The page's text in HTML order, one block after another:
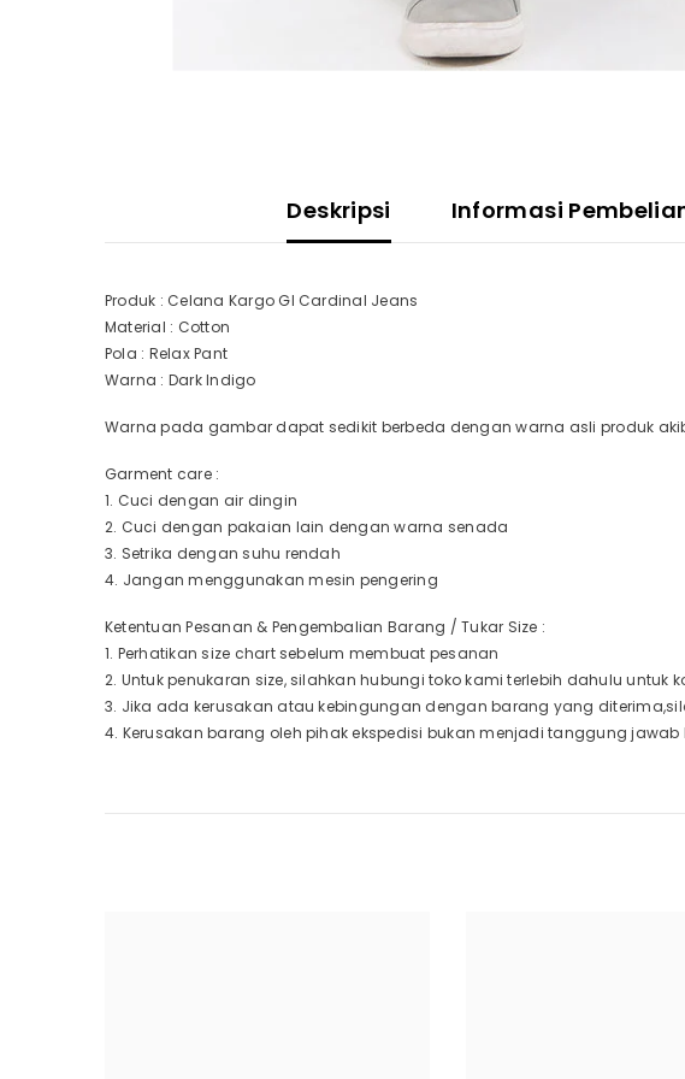
Deskripsi Informasi
Produk : Celana Kargo GI Cardinal Jeans
Material : Cotton
Pola : Relax Pant
Warna : Dark Indigo
Warna pada gambar dapat sedikit berbeda dengan warna asli produk
Garment care :
1. Cuci dengan air dingin
2. Cuci dengan pakaian lain dengan warna senada
3. Setrika dengan suhu rendah
4. Jangan menggunakan mesin pengering
Ketentuan Pesanan & Pengembalian Barang / Tukar Size :
1. Perhatikan size chart sebelum membuat pesanan
2. Untuk penukaran size, silahkan hubungi toko kami terlebih dahulu
3. Jika ada kerusakan atau kebingungan dengan barang yang
4. Kerusakan barang oleh pihak ekspedisi bukan menjadi tanggung jawab